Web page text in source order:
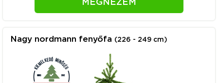
MEGNÉZEM
Nagy nordmann fenyőfa (226 - 249 cm)